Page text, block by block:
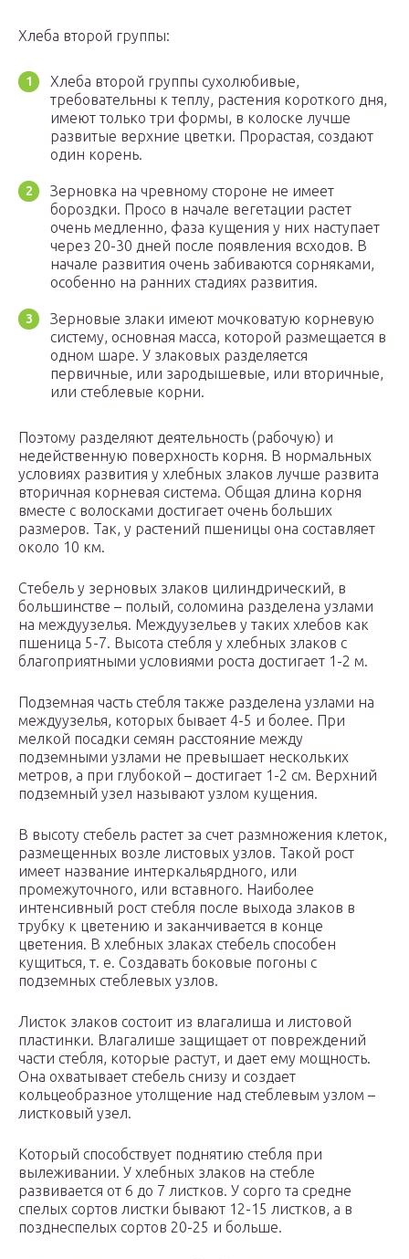
Хлеба второй группы:
Хлеба второй группы сухолюбивые,
требовательны к теплу, растения короткого дня,
имеют только три формы, в колоске лучше
развитые верхние цветки. Прорастая, создают
один корень.
Зерновка на чревному стороне не имеет
бороздки. Просо в начале вегетации растет
очень медленно, фаза кущения у них наступает
через 20-30 дней после появления всходов. В
начале развития очень забиваются сорняками,
особенно на ранних стадиях развития.
Зерновые злаки имеют мочковатую корневую
систему, основная масса, которой размещается в
одном шаре. У злаковых разделяется
первичные, или зародышевые, или вторичные,
или стеблевые корни.
Поэтому разделяют деятельность (рабочую) и
недейственную поверхность корня. В нормальных
условиях развития у хлебных злаков лучше развита
вторичная корневая система. Общая длина корня
вместе с волосками достигает очень больших
размеров. Так, у растений пшеницы она составляет
около 10 км.
Стебель у зерновых злаков цилиндрический, в
большинстве – полый, соломина разделена узлами
на междуузелья. Междуузельев у таких хлебов как
пшеница 5-7. Высота стебля у хлебных злаков с
благоприятными условиями роста достигает 1-2 м.
Подземная часть стебля также разделена узлами на
междуузелья, которых бывает 4-5 и более. При
мелкой посадки семян расстояние между
подземными узлами не превышает нескольких
метров, а при глубокой – достигает 1-2 см. Верхний
подземный узел называют узлом кущения.
В высоту стебель растет за счет размножения клеток,
размещенных возле листовых узлов. Такой рост
имеет название интеркальярдного, или
промежуточного, или вставного. Наиболее
интенсивный рост стебля после выхода злаков в
трубку к цветению и заканчивается в конце
цветения. В хлебных злаках стебель способен
кущиться, т. е. Создавать боковые погоны с
подземных стеблевых узлов.
Листок злаков состоит из влагалиша и листовой
пластинки. Влагалише защищает от повреждений
части стебля, которые растут, и дает ему мощность.
Она охватывает стебель снизу и создает
кольцеобразное утолщение над стеблевым узлом –
листковый узел.
Который способствует поднятию стебля при
вылеживании. У хлебных злаков на стебле
развивается от 6 до 7 листков. У сорго та средне
спелых сортов листки бывают 12-15 листков, а в
позднеспелых сортов 20-25 и больше.